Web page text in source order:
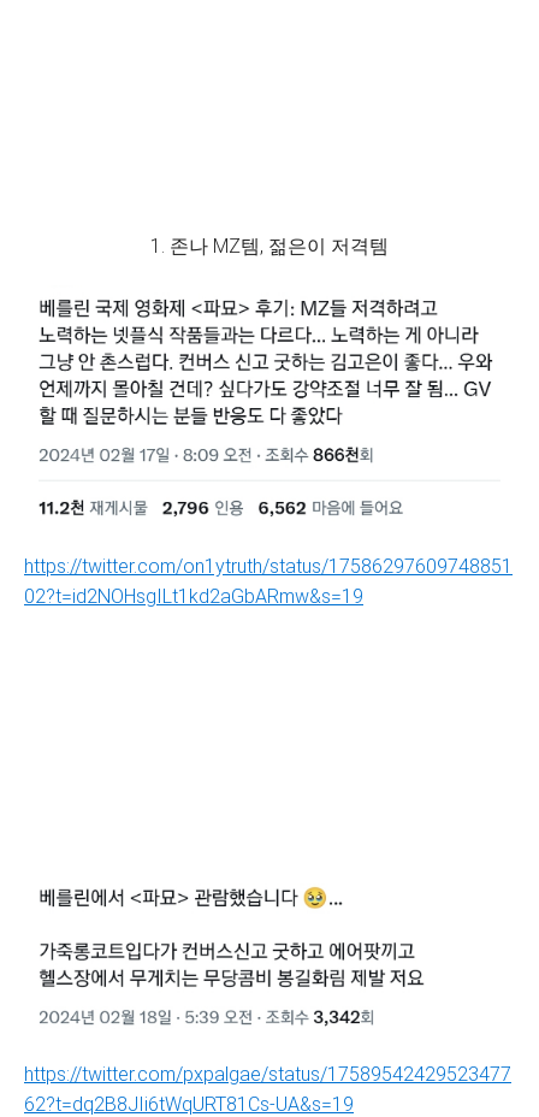
1. 존나 MZ템, 젊은이 저격템
https://twitter.com/on1ytruth/status/17586297609748851
02?t=id2NOHsgILt1kd2aGbARmw&s=19
https://twitter.com/pxpalgae/status/17589542429523477
62?t=dq2B8JIi6tWqURT81Cs-UA&s=19